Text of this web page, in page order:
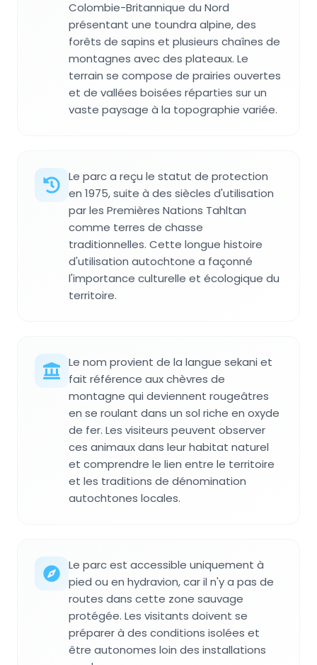
Colombie-Britannique du Nord
présentant une toundra alpine, des
forêts de sapins et plusieurs chaînes de
montagnes avec des plateaux. Le
terrain se compose de prairies ouvertes
et de vallées boisées réparties sur un
vaste paysage à la topographie variée.
Le parc a reçu le statut de protection
en 1975, suite à des siècles d'utilisation
par les Premières Nations Tahltan
comme terres de chasse
traditionnelles. Cette longue histoire
d'utilisation autochtone a façonné
l'importance culturelle et écologique du
territoire.
Le nom provient de la langue sekani et
fait référence aux chèvres de
montagne qui deviennent rougeâtres
en se roulant dans un sol riche en oxyde
de fer. Les visiteurs peuvent observer
ces animaux dans leur habitat naturel
et comprendre le lien entre le territoire
et les traditions de dénomination
autochtones locales.
Le parc est accessible uniquement à
pied ou en hydravion, car il n'y a pas de
routes dans cette zone sauvage
protégée. Les visitants doivent se
préparer à des conditions isolées et
être autonomes loin des installations